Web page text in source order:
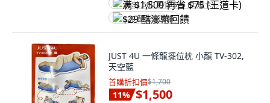
满 $1,500 再省 $75 (王道卡)
$29 酷澎幣回饋
JUST 4U 一條龍擺位枕 小龍 TV-302,
天空藍
首購折扣價$1,700
11% $1,500